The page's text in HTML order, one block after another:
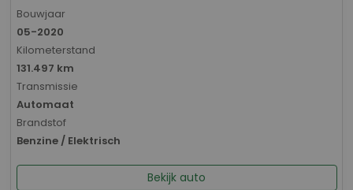
Bouwjaar
05-2020
Kilometerstand
131.497 km
Transmissie
Automaat
Brandstof
Benzine / Elektrisch
Bekijk auto